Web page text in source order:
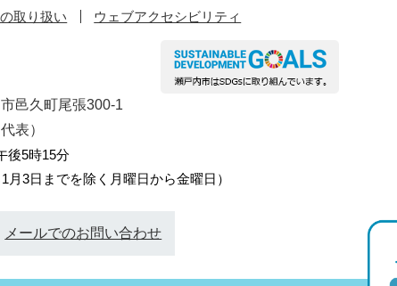
取り扱い ウェブアクセシビリティ
邑久町尾張300-1
表）
後5時15分
月3日までを除く月曜日から金曜日）
メールでのお問い合わせ